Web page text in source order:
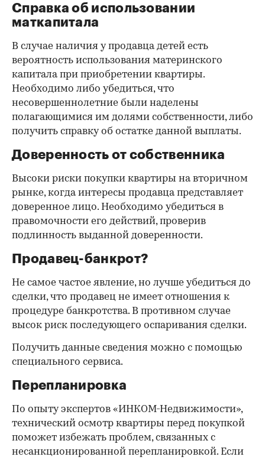
Справка об использовании
маткапитала
В случае наличия у продавца детей есть
вероятность использования материнского
капитала при приобретении квартиры.
Необходимо либо убедиться, что
несовершеннолетние были наделены
полагающимися им долями собственности, либо
получить справку об остатке данной выплаты.
Доверенность от собственника
Высоки риски покупки квартиры на вторичном
рынке, когда интересы продавца представляет
доверенное лицо. Необходимо убедиться в
правомочности его действий, проверив
подлинность выданной доверенности.
Продавец-банкрот?
Не самое частое явление, но лучше убедиться до
сделки, что продавец не имеет отношения к
процедуре банкротства. В противном случае
высок риск последующего оспаривания сделки.
Получить данные сведения можно с помощью
специального сервиса.
Перепланировка
По опыту экспертов «ИНКОМ-Недвижимости»,
технический осмотр квартиры перед покупкой
поможет избежать проблем, связанных с
несанкционированной перепланировкой. Если